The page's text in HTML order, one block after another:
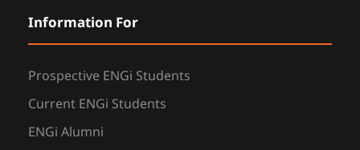
Information For
Prospective ENGi Students
Current ENGi Students
ENGi Alumni